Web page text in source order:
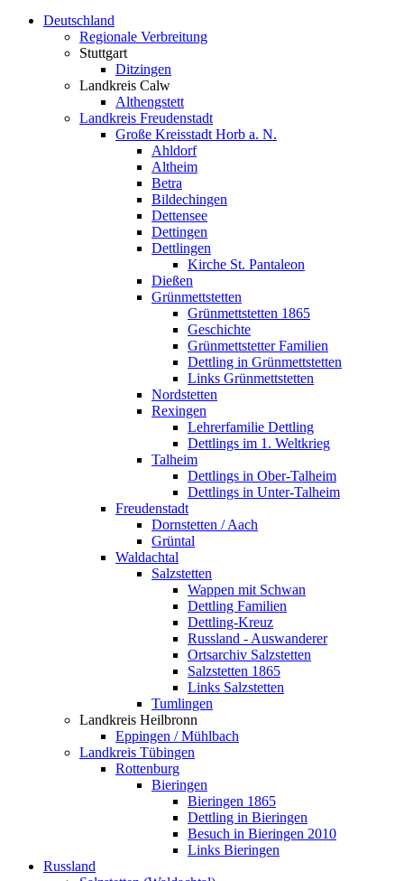
Deutschland
Regionale Verbreitung
Stuttgart
Ditzingen
Landkreis Calw
Althengstett
Landkreis Freudenstadt
Große Kreisstadt Horb a. N.
Ahldorf
Altheim
Betra
Bildechingen
Dettensee
Dettingen
Dettlingen
Kirche St. Pantaleon
Dießen
Grünmettstetten
Grünmettstetten 1865
Geschichte
Grünmettstetter Familien
Dettling in Grünmettstetten
Links Grünmettstetten
Nordstetten
Rexingen
Lehrerfamilie Dettling
Dettlings im 1. Weltkrieg
Talheim
Dettlings in Ober-Talheim
Dettlings in Unter-Talheim
Freudenstadt
Dornstetten / Aach
Grüntal
Waldachtal
Salzstetten
Wappen mit Schwan
Dettling Familien
Dettling-Kreuz
Russland - Auswanderer
Ortsarchiv Salzstetten
Salzstetten 1865
Links Salzstetten
Tumlingen
Landkreis Heilbronn
Eppingen / Mühlbach
Landkreis Tübingen
Rottenburg
Bieringen
Bieringen 1865
Dettling in Bieringen
Besuch in Bieringen 2010
Links Bieringen
Russland